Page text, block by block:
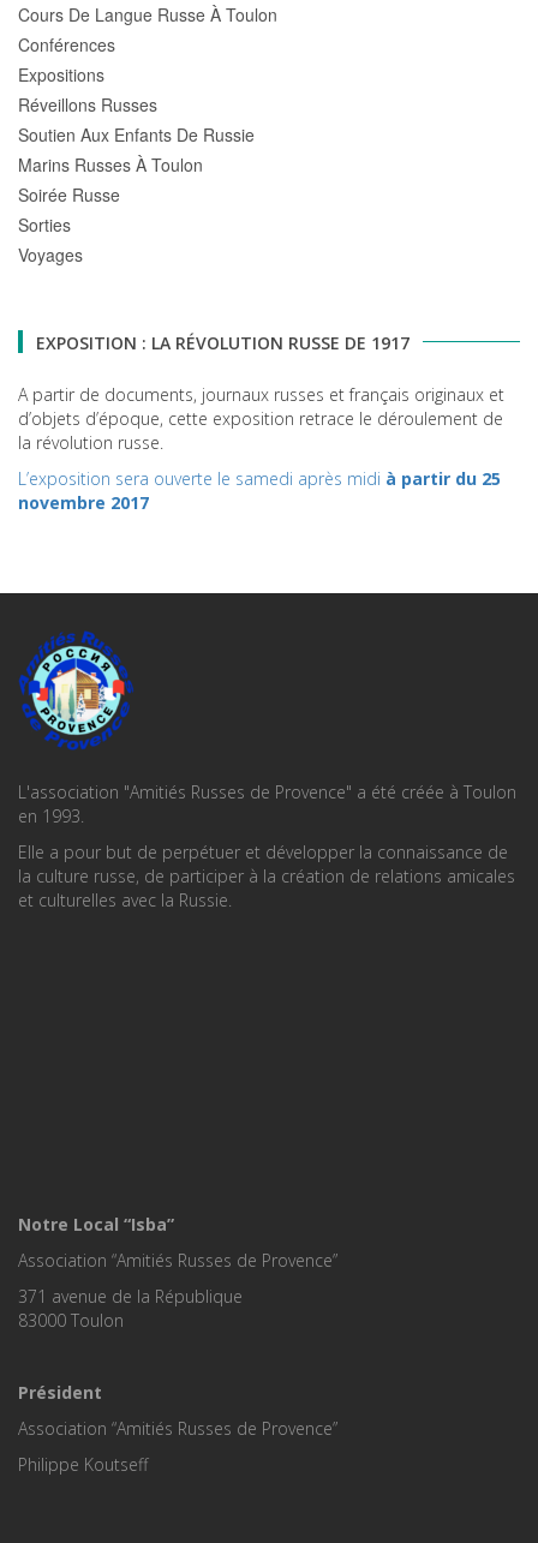
Cours De Langue Russe À Toulon
Conférences
Expositions
Réveillons Russes
Soutien Aux Enfants De Russie
Marins Russes À Toulon
Soirée Russe
Sorties
Voyages
EXPOSITION : LA RÉVOLUTION RUSSE DE 1917
A partir de documents, journaux russes et français originaux et
d’objets d’époque, cette exposition retrace le déroulement de
la révolution russe.
L’exposition sera ouverte le samedi après midi à partir du 25
novembre 2017
L'association "Amitiés Russes de Provence" a été créée à Toulon
en 1993.
Elle a pour but de perpétuer et développer la connaissance de
la culture russe, de participer à la création de relations amicales
et culturelles avec la Russie.
Notre Local “Isba”
Association “Amitiés Russes de Provence”
371 avenue de la République
83000 Toulon
Président
Association “Amitiés Russes de Provence”
Philippe Koutseff